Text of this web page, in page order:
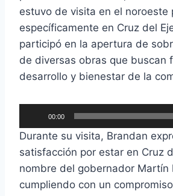
estuvo de visita en el noroeste
específicamente en Cruz del
participó en la apertura de
de diversas obras que buscan
desarrollo y bienestar de la
e
p
r
o
d
00:00
Durante su visita, Brandan
satisfacción por estar en Cruz
nombre del gobernador Martín
cumpliendo con un